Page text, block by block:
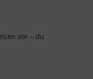
vor – du